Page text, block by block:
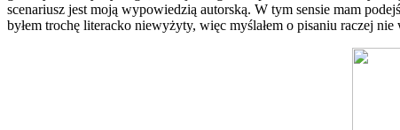
scenariusz jest moją wypowiedzią autorską. W tym sensie mam
byłem trochę literacko niewyżyty, więc myślałem o pisaniu raczej